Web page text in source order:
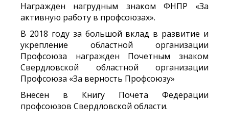
Награжден нагрудным знаком ФНПР «За
активную работу в профсоюзах».
В 2018 году за большой вклад в развитие и
укрепление областной организации
Профсоюза награжден Почетным знаком
Свердловской областной организации
Профсоюза «За верность Профсоюзу»
Внесен в Книгу Почета Федерации
профсоюзов Свердловской области.